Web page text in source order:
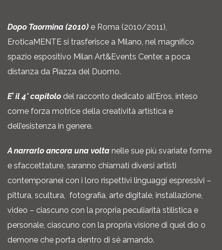
Dopo Taormina (2010) e Roma (2010/2011),
EroticaMENTE si trasferisce a Milano, nel magnifico
spazio espositivo Milan Art&Events Center, a poca
distanza da Piazza del Duomo.
E’ il 4° capitolo del racconto dedicato all’Eros, inteso
come forza motrice della creatività artistica e
dell’esistenza in genere.
A narrarlo ancora una volta nelle sue più svariate forme
e sfaccettature, saranno chiamati diversi artisti
contemporanei con i loro rispettivi linguaggi espressivi –
pittura, scultura, fotografia, arte digitale, installazione,
video – ciascuno con la propria peculiarità stilistica e
personale, ciascuno con la propria visione di quel dio o
demone che porta dentro di sé amando.